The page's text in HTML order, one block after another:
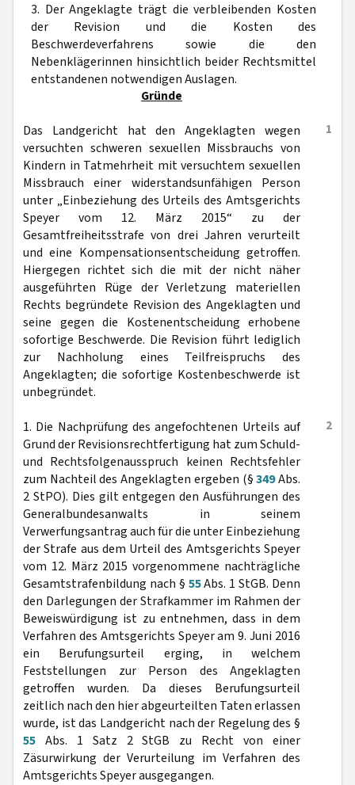
3. Der Angeklagte trägt die verbleibenden Kosten
der Revision und die Kosten des
Beschwerdeverfahrens sowie die den
Nebenklägerinnen hinsichtlich beider Rechtsmittel
entstandenen notwendigen Auslagen.
Gründe
1
Das Landgericht hat den Angeklagten wegen
versuchten schweren sexuellen Missbrauchs von
Kindern in Tatmehrheit mit versuchtem sexuellen
Missbrauch einer widerstandsunfähigen Person
unter „Einbeziehung des Urteils des Amtsgerichts
Speyer vom 12. März 2015“ zu der
Gesamtfreiheitsstrafe von drei Jahren verurteilt
und eine Kompensationsentscheidung getroffen.
Hiergegen richtet sich die mit der nicht näher
ausgeführten Rüge der Verletzung materiellen
Rechts begründete Revision des Angeklagten und
seine gegen die Kostenentscheidung erhobene
sofortige Beschwerde. Die Revision führt lediglich
zur Nachholung eines Teilfreispruchs des
Angeklagten; die sofortige Kostenbeschwerde ist
unbegründet.
2
1. Die Nachprüfung des angefochtenen Urteils auf
Grund der Revisionsrechtfertigung hat zum Schuld-
und Rechtsfolgenausspruch keinen Rechtsfehler
zum Nachteil des Angeklagten ergeben (§349Abs.
2 StPO). Dies gilt entgegen den Ausführungen des
Generalbundesanwalts in seinem
Verwerfungsantrag auch für die unter Einbeziehung
der Strafe aus dem Urteil des Amtsgerichts Speyer
vom 12. März 2015 vorgenommene nachträgliche
Gesamtstrafenbildung nach § 55Abs. 1 StGB. Denn
den Darlegungen der Strafkammer im Rahmen der
Beweiswürdigung ist zu entnehmen, dass in dem
Verfahren des Amtsgerichts Speyer am 9. Juni 2016
ein Berufungsurteil erging, in welchem
Feststellungen zur Person des Angeklagten
getroffen wurden. Da dieses Berufungsurteil
zeitlich nach den hier abgeurteilten Taten erlassen
wurde, ist das Landgericht nach der Regelung des §
55 Abs. 1 Satz 2 StGB zu Recht von einer
Zäsurwirkung der Verurteilung im Verfahren des
Amtsgerichts Speyer ausgegangen.